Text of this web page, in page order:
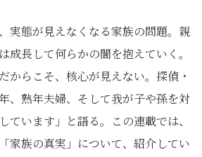
実態が見えなくなる家族の問題。親
成長して何らかの闇を抱えていく。
からこそ、核心が見えない。探偵・
、熟年夫婦、そして我が子や孫を対
ています」と語る。この連載では、
家族の真実」について、紹介してい